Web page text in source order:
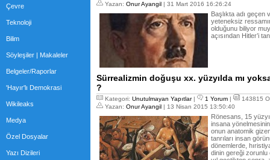
Çevre
Teknoloji
Bilim
Söyleşiler | Makaleler
Belgeler/Raporlar
'Hayır'lı Demokrasi
Wikileaks
Medya
Özel Dosyalar
Yazı Dizileri
Yazan: Onur Ayangil | 31 Mart 2016 16:26:24
Başlıkta adı geçen
yeteneksiz
olduğunu biliyor
açısından Hitler’i
Sürrealizmin doğuşu xx. yüzyılda mı
?
Kategori: Unutulmayan Yapıtlar| 1 Yorum |
143815
Yazan: Onur Ayangil | 13 Nisan 2015 13:50:40
Rönesans, 15
insana
onun anatomik
tanrıları insan
dönemlerde,
dinin gereği zorunlu